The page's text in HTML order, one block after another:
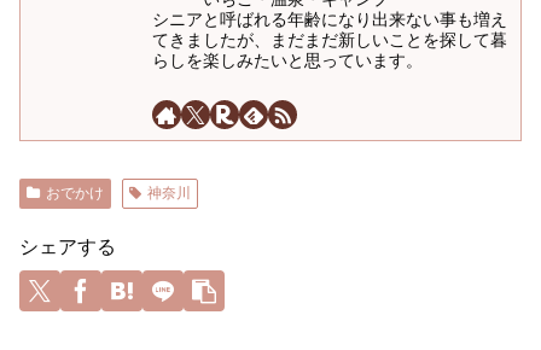
シニアと呼ばれる年齢になり出来ない事も増え
てきましたが、まだまだ新しいことを探して暮
らしを楽しみたいと思っています。
おでかけ 神奈川
シェアする